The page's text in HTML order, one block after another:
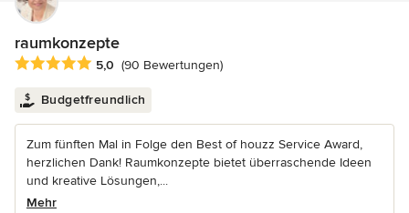
raumkonzepte
Durchschnittliche Bewertung: 5 von 5 Sternen
5,0 (90 Bewertungen)
Budgetfreundlich
Zum fünften Mal in Folge den Best of houzz Service Award,
herzlichen Dank! Raumkonzepte bietet überraschende Ideen
und kreative Lösungen,...
Mehr